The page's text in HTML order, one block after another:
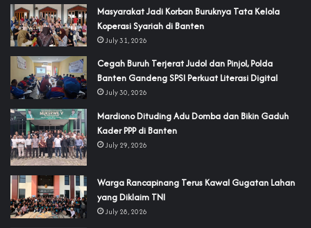
‎Masyarakat Jadi Korban Buruknya Tata Kelola
Koperasi Syariah di Banten
July 31, 2026
Cegah Buruh Terjerat Judol dan Pinjol, Polda
Banten Gandeng SPSI Perkuat Literasi Digital
July 30, 2026
‎Mardiono Dituding Adu Domba dan Bikin Gaduh
Kader PPP di Banten
July 29, 2026
‎Warga Rancapinang Terus Kawal Gugatan Lahan
yang Diklaim TNI‎‎
July 28, 2026